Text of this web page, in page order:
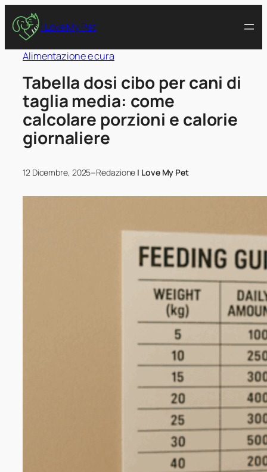
I Love My Pet
Alimentazione e cura
Tabella dosi cibo per cani di
taglia media: come
calcolare porzioni e calorie
giornaliere
12 Dicembre, 2025–Redazione I Love My Pet